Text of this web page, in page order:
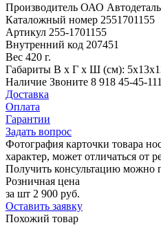
Производитель ОАО
Каталожный номер 2551701155
Артикул 255-1701155
Внутренний код 207451
Вес 420 г.
Габариты В х Г х Ш (см):
Наличие Звоните 8 918 45-45-111
Доставка
Оплата
Гарантии
Задать вопрос
Фотография карточки товара
характер, может отличаться от
Получить консультацию можно
Розничная цена
за шт 2 900 руб.
Оставить заявку
Похожий товар